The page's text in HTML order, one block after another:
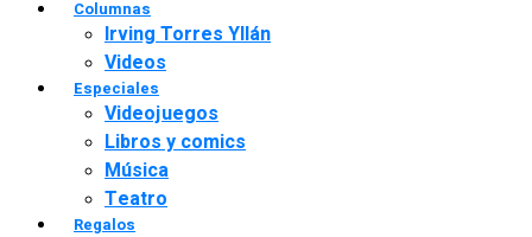
Columnas
Irving Torres Yllán
Videos
Especiales
Videojuegos
Libros y comics
Música
Teatro
Regalos